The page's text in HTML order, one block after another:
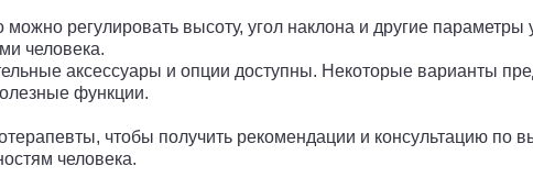
регулировать высоту, угол наклона и другие параметры
человека.
аксессуары и опции доступны. Некоторые варианты
функции.
чтобы получить рекомендации и консультацию по
человека.